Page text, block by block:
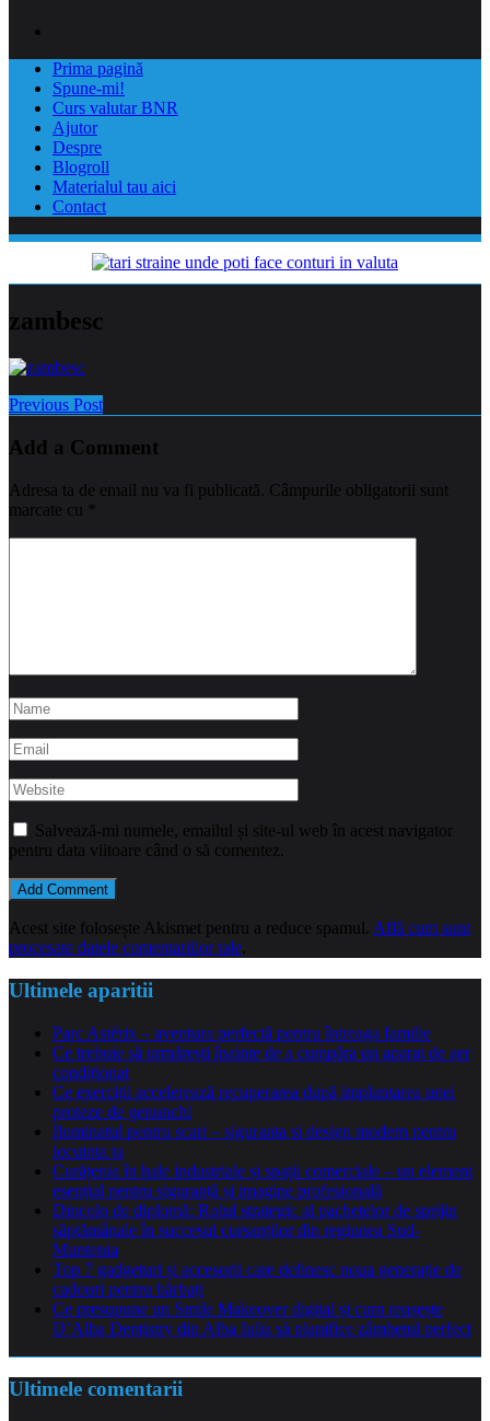
Prima pagină
Spune-mi!
Curs valutar BNR
Ajutor
Despre
Blogroll
Materialul tau aici
Contact
zambesc
Previous Post
Add a Comment
Adresa ta de email nu va fi publicată. Câmpurile obligatorii sunt
marcate cu
Salvează-mi numele, emailul și site-ul web în acest navigator
pentru data viitoare când o să comentez.
Acest site folosește Akismet pentru a reduce spamul. Află cum sunt
procesate datele comentariilor tale
Ultimele aparitii
Parc Astérix – aventura perfectă pentru întreaga familie
Ce trebuie să urmărești înainte de a cumpăra un aparat de aer
condiționat
Ce exerciții accelerează recuperarea după implantarea unei
proteze de genunchi
Iluminatul pentru scari – siguranta si design modern pentru
locuinta ta
Curățenia în hale industriale și spații comerciale – un element
esențial pentru siguranță și imagine profesională
Dincolo de diplomă: Rolul strategic al pachetelor de sprijin
săptămânale în succesul cursanților din regiunea Sud-
Muntenia
Top 7 gadgeturi și accesorii care definesc noua generație de
cadouri pentru bărbați
Ce presupune un Smile Makeover digital și cum reușește
D’Alba Dentistry din Alba Iulia să planifice zâmbetul perfect
Ultimele comentarii